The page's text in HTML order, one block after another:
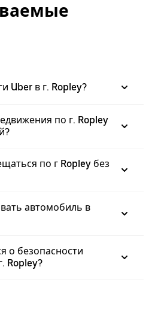
Uber в г. Ropley?
по г. Ropley
по г Ropley без
автомобиль в
о безопасности
Ropley?